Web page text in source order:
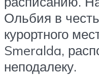
Ольбия в
курортного
Smeralda,
неподалеку.